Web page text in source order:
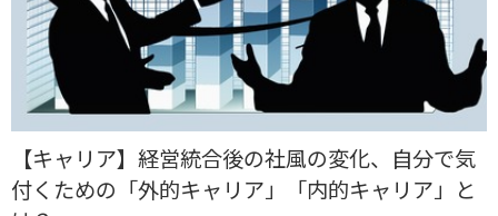
【キャリア】経営統合後の社風の変化、自分で気
付くための「外的キャリア」「内的キャリア」と